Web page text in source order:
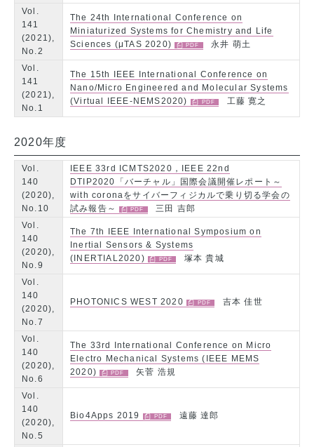
Vol.
141
(2021),
No.2
The 24th International Conference on
Miniaturized Systems for Chemistry and Life
Sciences (μTAS 2020)
永井 萌土
Vol.
141
(2021),
No.1
The 15th IEEE International Conference on
Nano/Micro Engineered and Molecular Systems
(Virtual IEEE-NEMS2020)
工藤 寛之
2020年度
Vol.
140
(2020),
No.10
IEEE 33rd ICMTS2020，IEEE 22nd
DTIP2020「バーチャル」国際会議開催レポート～
with coronaをサイバーフィジカルで乗り切る学会の
試み報告～
三田 吉郎
Vol.
140
(2020),
No.9
The 7th IEEE International Symposium on
Inertial Sensors & Systems
(INERTIAL2020)
塚本 貴城
Vol.
140
(2020),
No.7
PHOTONICS WEST 2020 吉本 佳世
Vol.
140
(2020),
No.6
The 33rd International Conference on Micro
Electro Mechanical Systems (IEEE MEMS
2020)
矢菅 浩規
Vol.
140
(2020),
No.5
Bio4Apps 2019 遠藤 達郎